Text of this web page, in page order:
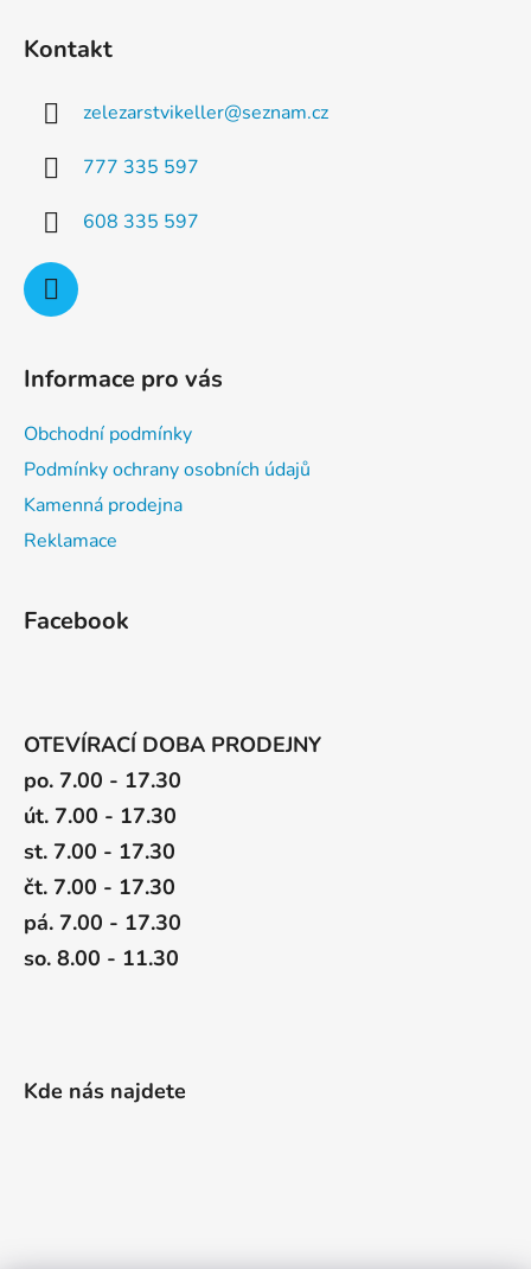
Kontakt
zelezarstvikeller@seznam.cz
777 335 597
608 335 597
Informace pro vás
Obchodní podmínky
Podmínky ochrany osobních údajů
Kamenná prodejna
Reklamace
Facebook
OTEVÍRACÍ DOBA PRODEJNY
po. 7.00 - 17.30
út. 7.00 - 17.30
st. 7.00 - 17.30
čt. 7.00 - 17.30
pá. 7.00 - 17.30
so. 8.00 - 11.30
Kde nás najdete